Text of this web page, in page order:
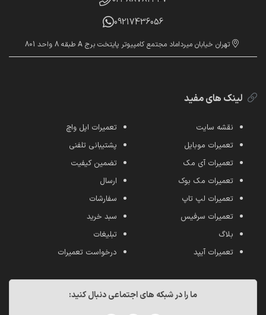
09217436056
تهران خیابان میرداماد مجتمع کامپیوتر پایتخت برج A طبقه 8 واحد 801
لینک های مفید
نقشه سایت
تعمیرات موبایل
تعمیرات آی مک
تعمیرات مک بوک
تعمیرات لپ تاپ
تعمیرات سرفیس
بلاگ
تعمیرات آیپد
تعمیرات اپل واچ
پشتیبانی تلفنی
تضمین کیفیت
ارسال
سفارشات
سبد خرید
تبلیغات
درخواست تعمیرات
ما را در شبکه های اجتماعی دنبال کنید: